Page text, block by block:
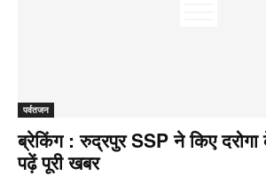
पर्वतजन
ब्रेकिंग : रुद्रपुर SSP ने किए
पढ़ें पूरी खबर